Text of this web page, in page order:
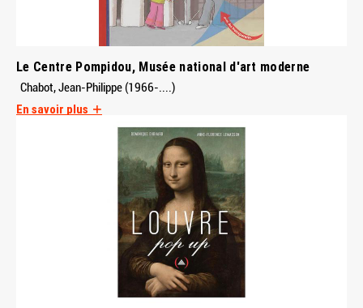
Le Centre Pompidou, Musée national d'art moderne
Chabot, Jean-Philippe (1966-....)
En savoir plus